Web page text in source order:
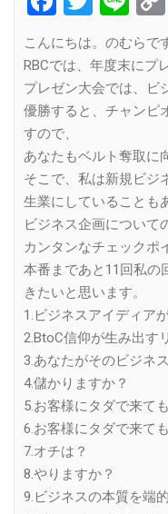
こんにちは。のむらで
RBCでは、年度末にプ
プレゼン大会では、ビ
優勝すると、チャンピ
すので、
あなたもベルト奪取に
そこで、私は新規ビジ
生業にしていることも
ビジネス企画について
カンタンなチェックポ
本番まであと11回私の
きたいと思います。
1.ビジネスアイディア
2.BtoC信仰が生み出す
3.あなたがそのビジネ
4.儲かりますか？
5.お客様にタダで来て
6.お客様にタダで来て
7.オチは？
8.やりますか？
9.ビジネスの本質を端